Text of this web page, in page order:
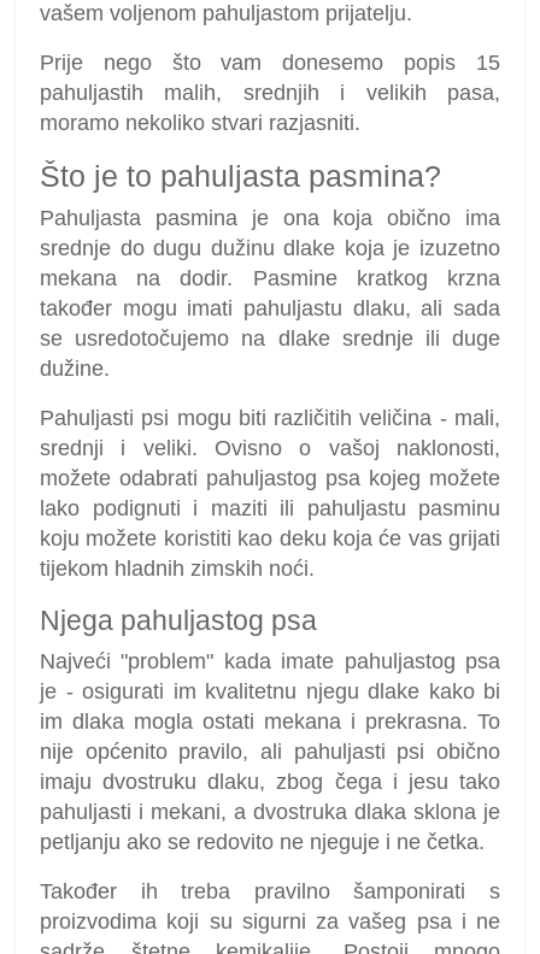
vašem voljenom pahuljastom prijatelju.
Prije nego što vam donesemo popis 15
pahuljastih malih, srednjih i velikih pasa,
moramo nekoliko stvari razjasniti.
Što je to pahuljasta pasmina?
Pahuljasta pasmina je ona koja obično ima
srednje do dugu dužinu dlake koja je izuzetno
mekana na dodir. Pasmine kratkog krzna
također mogu imati pahuljastu dlaku, ali sada
se usredotočujemo na dlake srednje ili duge
dužine.
Pahuljasti psi mogu biti različitih veličina - mali,
srednji i veliki. Ovisno o vašoj naklonosti,
možete odabrati pahuljastog psa kojeg možete
lako podignuti i maziti ili pahuljastu pasminu
koju možete koristiti kao deku koja će vas grijati
tijekom hladnih zimskih noći.
Njega pahuljastog psa
Najveći "problem" kada imate pahuljastog psa
je - osigurati im kvalitetnu njegu dlake kako bi
im dlaka mogla ostati mekana i prekrasna. To
nije općenito pravilo, ali pahuljasti psi obično
imaju dvostruku dlaku, zbog čega i jesu tako
pahuljasti i mekani, a dvostruka dlaka sklona je
petljanju ako se redovito ne njeguje i ne četka.
Također ih treba pravilno šamponirati s
proizvodima koji su sigurni za vašeg psa i ne